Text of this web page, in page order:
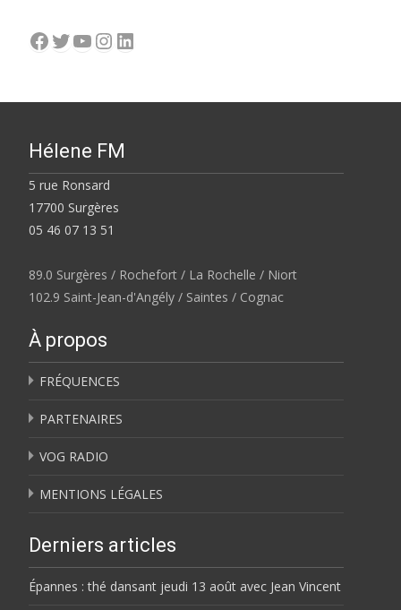
Facebook
Twitter
YouTube
Instagram
LinkedIn
Hélene FM
5 rue Ronsard
17700 Surgères
05 46 07 13 51
89.0 Surgères / Rochefort / La Rochelle / Niort
102.9 Saint-Jean-d'Angély / Saintes / Cognac
À propos
FRÉQUENCES
PARTENAIRES
VOG RADIO
MENTIONS LÉGALES
Derniers articles
Épannes : thé dansant jeudi 13 août avec Jean Vincent